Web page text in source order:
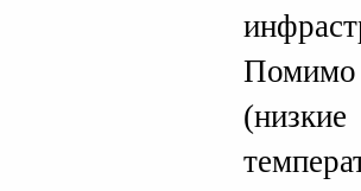
Помимо